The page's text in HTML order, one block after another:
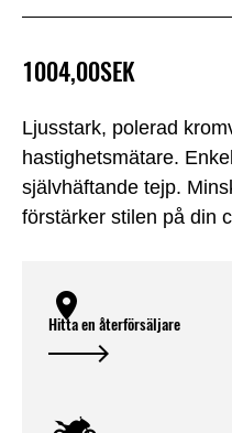
Ljusstark, polerad
hastighetsmätare.
självhäftande tejp.
förstärker stilen på din
1004,00SEK
Hitta en återförsäljare